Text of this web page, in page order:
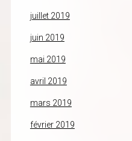
juillet 2019
juin 2019
mai 2019
avril 2019
mars 2019
février 2019